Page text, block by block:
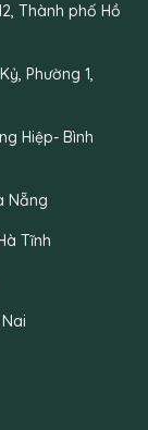
Thành phố Hồ
Phường 1,
Hiệp- Bình
Nẵng
Tĩnh